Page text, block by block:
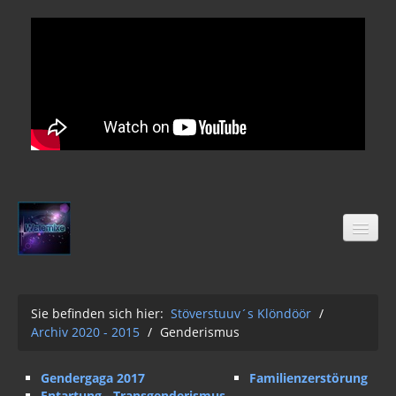
Stöverstuuv´s Klöndöör
Sie befinden sich hier: Stöverstuuv´s Klöndöör /
Archiv 2020 - 2015 / Genderismus
Gendergaga 2017
Familienzerstörung